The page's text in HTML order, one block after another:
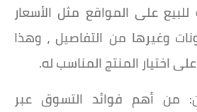
على المواقع مثل الأسعار
وغيرها من التفاصيل ، وهذا
اختيار المنتج المناسب له.
من أهم فوائد التسوق عبر